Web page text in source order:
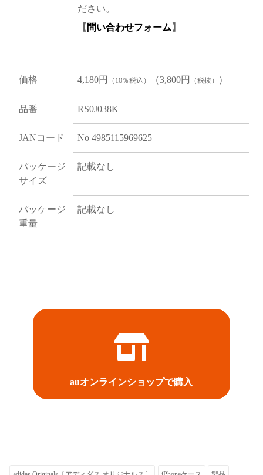
ださい。
【 問い合わせフォーム 】
価格 4,180円 （10％税込） （3,800円 （税抜） ）
品番 RS0J038K
JANコード No 4985115969625
パッケージ
サイズ
記載なし
パッケージ
重量
記載なし
auオンラインショップで購入